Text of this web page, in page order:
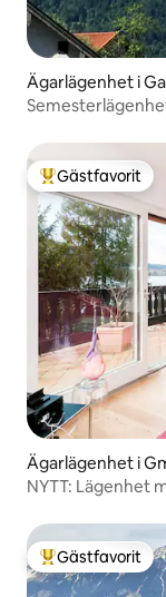
Ägarlägenhet i
Populär
Gästfavorit
Ägarlägenhet i
NYTT: Lägenhet
Populär
Gästfavorit